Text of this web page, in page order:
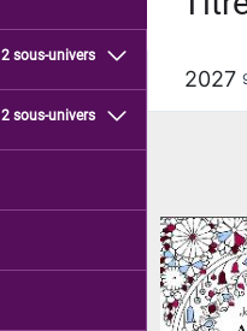
2 sous-univers
2 sous-univers
2027